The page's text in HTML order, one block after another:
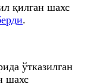
қилган шахс
.
ўтказилган
шахс